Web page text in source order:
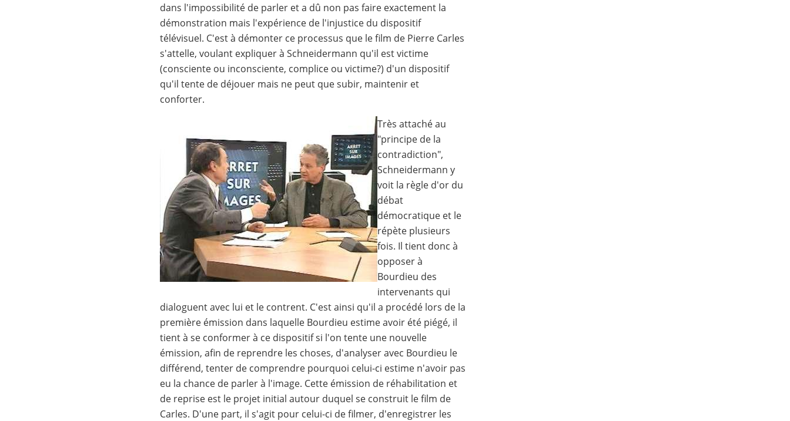
dans l'impossibilité de parler et a dû non pas faire exactement la
démonstration mais l'expérience de l'injustice du dispositif
télévisuel. C'est à démonter ce processus que le film de Pierre Carles
s'attelle, voulant expliquer à Schneidermann qu'il est victime
(consciente ou inconsciente, complice ou victime?) d'un dispositif
qu'il tente de déjouer mais ne peut que subir, maintenir et
conforter.
Très attaché au
"principe de la
contradiction",
Schneidermann y
voit la règle d'or du
débat
démocratique et le
répète plusieurs
fois. Il tient donc à
opposer à
Bourdieu des
intervenants qui
dialoguent avec lui et le contrent. C'est ainsi qu'il a procédé lors de la
première émission dans laquelle Bourdieu estime avoir été piégé, il
tient à se conformer à ce dispositif si l'on tente une nouvelle
émission, afin de reprendre les choses, d'analyser avec Bourdieu le
différend, tenter de comprendre pourquoi celui-ci estime n'avoir pas
eu la chance de parler à l'image. Cette émission de réhabilitation et
de reprise est le projet initial autour duquel se construit le film de
Carles. D'une part, il s'agit pour celui-ci de filmer, d'enregistrer les